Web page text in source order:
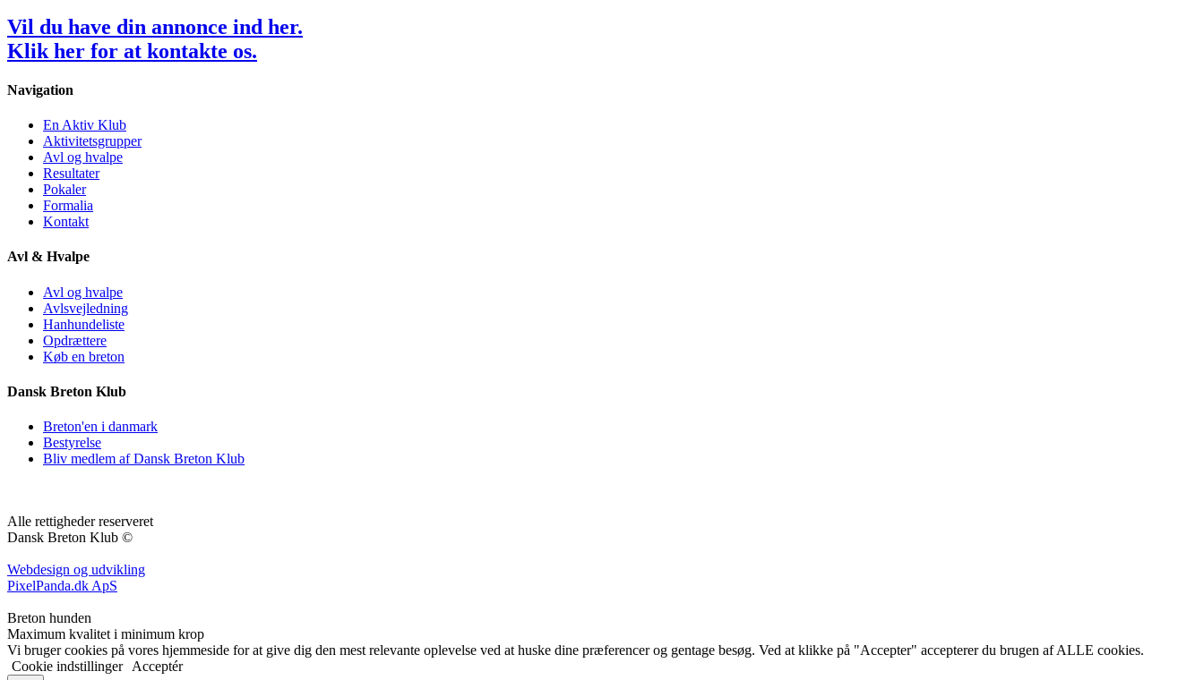
Vil du have din annonce ind her.
Klik her for at kontakte os.
Navigation
En Aktiv Klub
Aktivitetsgrupper
Avl og hvalpe
Resultater
Pokaler
Formalia
Kontakt
Avl & Hvalpe
Avl og hvalpe
Avlsvejledning
Hanhundeliste
Opdrættere
Køb en breton
Dansk Breton Klub
Breton'en i danmark
Bestyrelse
Bliv medlem af Dansk Breton Klub
Alle rettigheder reserveret
Dansk Breton Klub ©
Webdesign og udvikling
PixelPanda.dk ApS
Breton hunden
Maximum kvalitet i minimum krop
Vi bruger cookies på vores hjemmeside for at give dig den mest relevante oplevelse ved at huske dine præferencer og gentage besøg. Ved at klikke på "Accepter" accepterer du brugen af ​​ALLE cookies.
Cookie indstillinger
Acceptér